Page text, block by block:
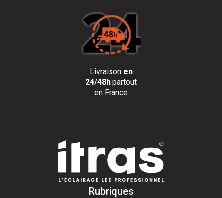
Livraison en
24/48h partout
en France
Rubriques